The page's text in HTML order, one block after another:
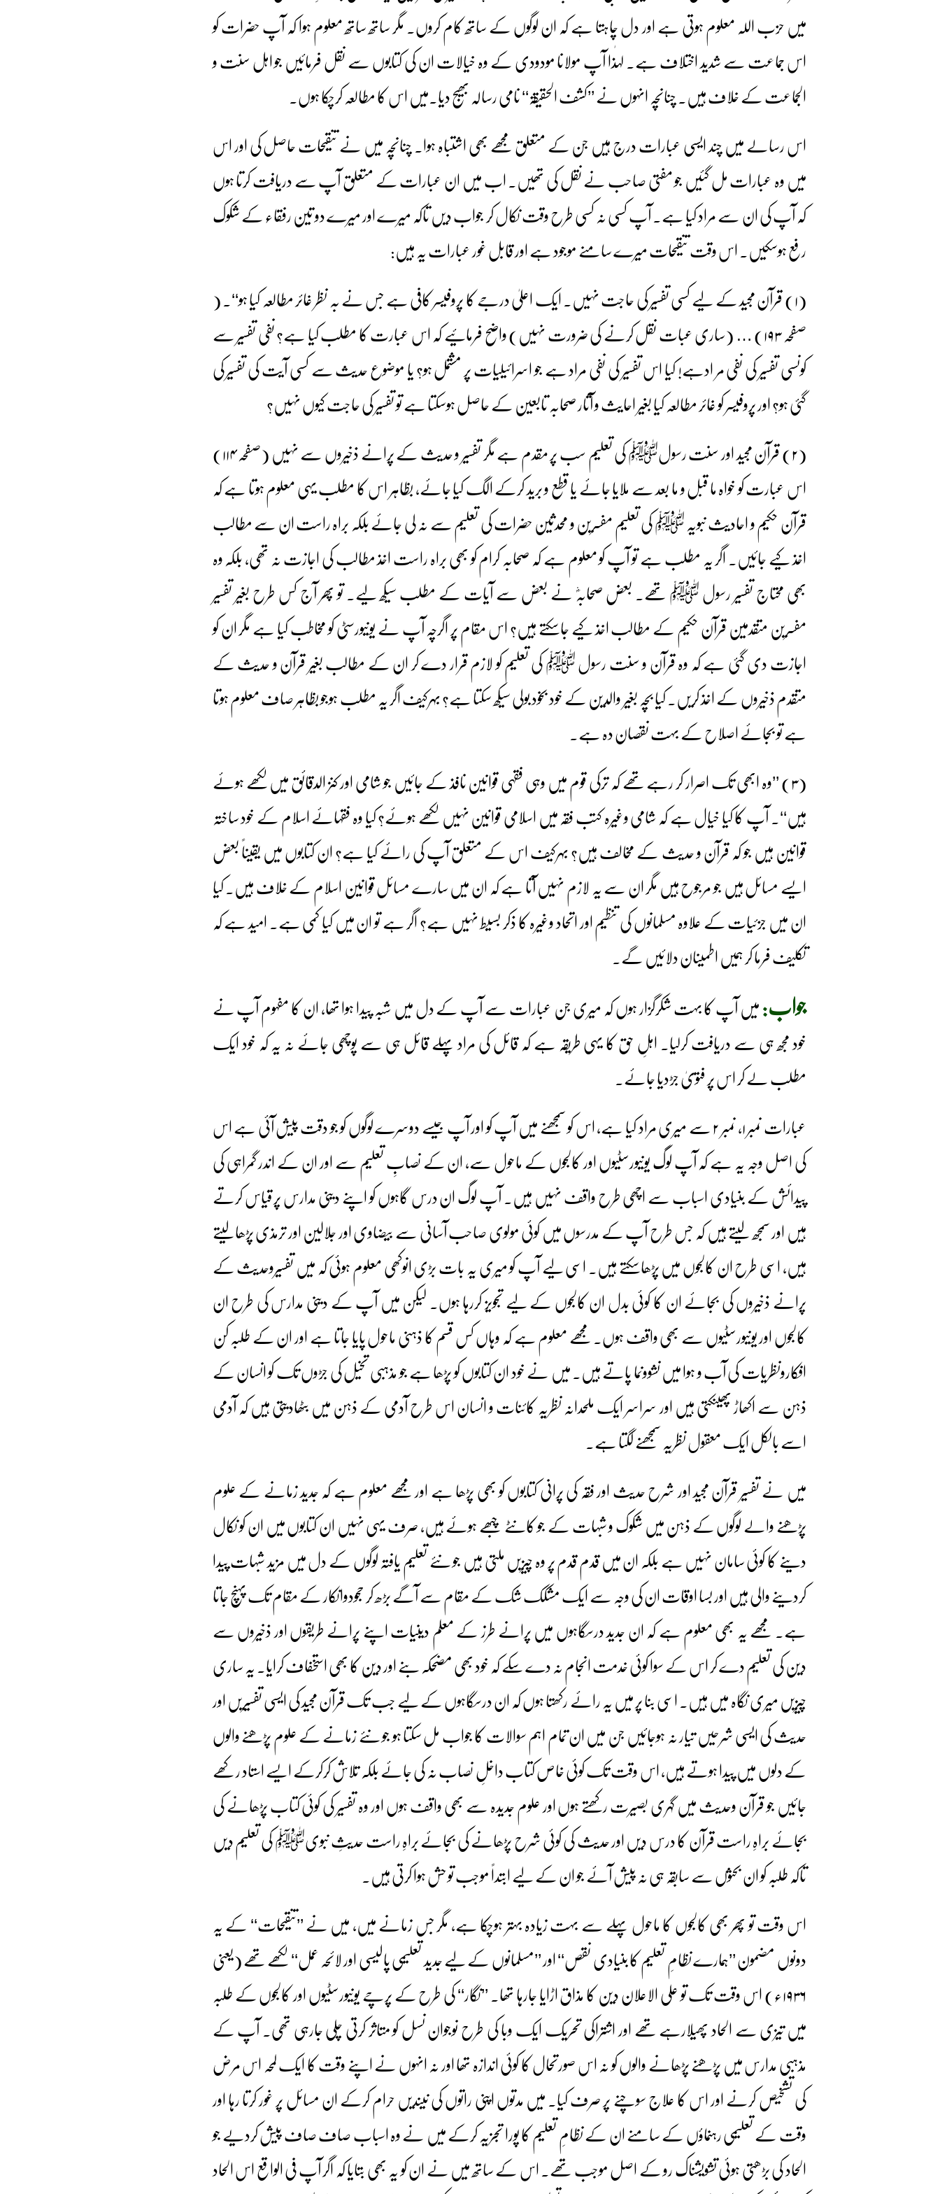
میں حزب اللہ معلوم ہوتی ہے اور دل چاہتا ہے کہ ان لوگوں کے ساتھ کام کروں۔ مگر ساتھ ساتھ معلوم ہوا کہ آپ حضرات کو
اس جماعت سے شدید اختلاف ہے۔ لہٰذا آپ مولانا مودودی کے وہ خیالات ان کی کتابوں سے نقل فرمائیں جو اہل سنت و
الجماعت کے خلاف ہیں۔ چنانچہ انہوں نے ’’کشف الحقیقۃ‘‘ نامی رسالہ بھیج دیا۔میں اس کا مطالعہ کرچکا ہوں۔
اس رسالے میں چند ایسی عبارات درج ہیں جن کے متعلق مجھے بھی اشتباہ ہوا۔ چنانچہ میں نے تنقیحات حاصل کی اور اس
میں وہ عبارات مل گئیں جو مفتی صاحب نے نقل کی تھیں۔ اب میں ان عبارات کے متعلق آپ سے دریافت کرتا ہوں
کہ آپ کی ان سے مراد کیا ہے۔ آپ کسی نہ کسی طرح وقت نکال کر جواب دیں تاکہ میرے اور میرے دو تین رفقاء کے شکوک
رفع ہوسکیں۔ اس وقت تنقیحات میرے سامنے موجود ہے اور قابل غور عبارات یہ ہیں:
(۱) قرآن مجید کے لیے کسی تفسیر کی حاجت نہیں۔ ایک اعلیٰ درجے کا پروفیسر کافی ہے جس نے بہ نظر غائر مطالعہ کیا ہو‘‘۔ (
صفحہ ۱۹۳) … (ساری عبات نقل کرنے کی ضرورت نہیں) واضح فرمائیے کہ اس عبارت کا مطلب کیا ہے؟ نفی تفسیر سے
کونسی تفسیر کی نفی مر ادہے! کیا اس تفسیر کی نفی مراد ہے جو اسرائیلیات پر مشتمل ہو؟ یا موضوع حدیث سے کسی آیت کی تفسیر کی
گئی ہو؟ اور پروفیسر کو غائر مطالعہ کیا بغیر احایث و آثار صحابہ تابعین کے حاصل ہوسکتا ہے تو تفسیر کی حاجت کیوں نہیں؟
(۲) قرآن مجید اور سنت رسولﷺ کی تعلیم سب پر مقدم ہے مگر تفسیر و حدیث کے پرانے ذخیروں سے نہیں (صفحہ ۱۱۴)
اس عبارت کو خواہ ما قبل و ما بعد سے ملایا جائے یا قطع و برید کرکے الگ کیا جائے، بظاہر اس کا مطلب یہی معلوم ہوتا ہے کہ
قرآن حکیم و احادیث نبویہ ﷺ کی تعلیم مفسرین و محدثین حضرات کی تعلیم سے نہ لی جائے بلکہ براہ راست ان سے مطالب
اخذ کیے جائیں۔ اگر یہ مطلب ہے تو آپ کو معلوم ہے کہ صحابہ کرام کو بھی براہ راست اخذ مطالب کی اجازت نہ تھی، بلکہ وہ
بھی محتاج تفسیر رسول ﷺ تھے۔ بعض صحابہؓ نے بعض سے آیات کے مطلب سیکھ لیے۔ تو پھر آج کس طرح بغیر تفسیر
مفسرین متقدمین قرآن حکیم کے مطالب اخذ کیے جاسکتے ہیں؟ اس مقام پر اگرچہ آپ نے یونیورسٹی کو مخاطب کیا ہے مگر ان کو
اجازت دی گئی ہے کہ وہ قرآن و سنت رسول ﷺ کی تعلیم کو لازم قرار دے کر ان کے مطالب بغیر قرآن و حدیث کے
متقدم ذخیروں کے اخذ کریں۔ کیا بچہ بغیر والدین کے خود بخود بولی سیکھ سکتا ہے؟ بہرکیف اگر یہ مطلب ہوجو بظاہر صاف معلوم ہوتا
ہے تو بجائے اصلاح کے بہت نقصان دہ ہے۔
(۳) ’’وہ ابھی تک اصرار کر رہے تھے کہ ترکی قوم میں وہی فقہی قوانین نافذ کے جائیں جو شامی اور کنز الدقائق میں لکھے ہوئے
ہیں‘‘۔ آپ کا کیا خیال ہے کہ شامی وغیرہ کتب فقہ میں اسلامی قوانین نہیں لکھے ہوئے؟ کیا وہ فقہائے اسلام کے خود ساختہ
قوانین ہیں جو کہ قرآن و حدیث کے مخالف ہیں؟ بہرکیف اس کے متعلق آپ کی رائے کیا ہے؟ ان کتابوں میں یقیناً بعض
ایسے مسائل ہیں جو مرجوح ہیں مگر ان سے یہ لازم نہیں آتا ہے کہ ان میں سارے مسائل قوانین اسلام کے خلاف ہیں۔ کیا
ان میں جزئیات کے علاوہ مسلمانوں کی تنظیم اور اتحاد وغیرہ کا ذکر بسیط نہیں ہے؟ اگر ہے تو ان میں کیا کمی ہے۔ امید ہے کہ
تکلیف فرما کر ہمیں اطمینان دلائیں گے۔
جواب:میں آپ کا بہت شکرگزار ہوں کہ میری جن عبارات سے آپ کے دل میں شبہ پیدا ہوا تھا، ان کا مفہوم آپ نے
خود مجھ ہی سے دریافت کرلیا۔ اہلِ حق کا یہی طریقہ ہے کہ قائل کی مراد پہلے قائل ہی سے پوچھی جائے نہ یہ کہ خود ایک
مطلب لے کر اس پر فتویٰ جڑدیا جائے۔
عبارات نمبر ۱، نمبر ۲ سے میری مراد کیا ہے، اس کو سمجھنے میں آپ کو اور آپ جیسے دوسرے لوگوں کو جو دقت پیش آئی ہے اس
کی اصل وجہ یہ ہے کہ آپ لوگ یونیورسٹیوں اور کالجوں کے ماحول سے، ان کے نصابِ تعلیم سے اور ان کے اندر گمراہی کی
پیدائش کے بنیادی اسباب سے اچھی طرح واقف نہیں ہیں۔ آپ لوگ ان درس گاہوں کو اپنے دینی مدارس پر قیاس کرتے
ہیں اور سمجھ لیتے ہیں کہ جس طرح آپ کے مدرسوں میں کوئی مولوی صاحب آسانی سے بیضاوی اور جلالین اور ترمذی پڑھالیتے
ہیں، اسی طرح ان کالجوں میں پڑھاسکتے ہیں۔ اسی لیے آپ کو میری یہ بات بڑی انوکھی معلوم ہوئی کہ میں تفسیروحدیث کے
پرانے ذخیروں کی بجائے ان کا کوئی بدل ان کالجوں کے لیے تجویز کررہا ہوں۔ لیکن میں آپ کے دینی مدارس کی طرح ان
کالجوں اور یونیورسٹیوں سے بھی واقف ہوں۔ مجھے معلوم ہے کہ وہاں کس قسم کا ذہنی ماحول پایا جاتا ہے اور ان کے طلبہ کن
افکارونظریات کی آب و ہوا میں نشوونما پاتے ہیں۔ میں نے خود ان کتابوں کو پڑھا ہے جو مذہبی تخیل کی جڑوں تک کو انسان کے
ذہن سے اکھاڑ پھینکتی ہیں اور سراسر ایک ملحدانہ نظریہ کائنات و انسان اس طرح آدمی کے ذہن میں بٹھادیتی ہیں کہ آدمی
اسے بالکل ایک معقول نظریہ سمجھنے لگتا ہے۔
میں نے تفسیر قرآن مجید اور شرح حدیث اور فقہ کی پرانی کتابوں کو بھی پڑھا ہے اور مجھے معلوم ہے کہ جدید زمانے کے علوم
پڑھنے والے لوگوں کے ذہن میں شکوک و شبہات کے جو کانٹے چبھے ہوئے ہیں، صرف یہی نہیں ان کتابوں میں ان کو نکال
دینے کا کوئی سامان نہیں ہے بلکہ ان میں قدم قدم پر وہ چیزیں ملتی ہیں جو نئے تعلیم یافتہ لوگوں کے دل میں مزید شبہات پیدا
کردینے والی ہیں اور بسا اوقات ان کی وجہ سے ایک مشکک شک کے مقام سے آگے بڑھ کر حجودوانکار کے مقام تک پہنچ جاتا
ہے۔ مجھے یہ بھی معلوم ہے کہ ان جدید درسگاہوں میں پرانے طرز کے معلم دینیات اپنے پرانے طریقوں اور ذخیروں سے
دین کی تعلیم دے کر اس کے سوا کوئی خدمت انجام نہ دے سکے کہ خود بھی مضحکہ بنے اور دین کا بھی استخفاف کرایا۔ یہ ساری
چیزیں میری نگاہ میں ہیں۔ اسی بنا پر میں یہ رائے رکھتا ہوں کہ ان درسگاہوں کے لیے جب تک قرآن مجید کی ایسی تفسیریں اور
حدیث کی ایسی شرحیں تیار نہ ہوجائیں جن میں ان تمام اہم سوالات کا جواب مل سکتا ہو جو نئے زمانے کے علوم پڑھنے والوں
کے دلوں میں پیدا ہوتے ہیں، اس وقت تک کوئی خاص کتاب داخلِ نصاب نہ کی جائے بلکہ تلاش کرکرکے ایسے استاد رکھے
جائیں جو قرآن وحدیث میں گہری بصیرت رکھتے ہوں اور علوم جدیدہ سے بھی واقف ہوں اور وہ تفسیر کی کوئی کتاب پڑھانے کی
بجائے براہِ راست قرآن کا درس دیں اور حدیث کی کوئی شرح پڑھانے کی بجائے براہِ راست حدیثِ نبویﷺ کی تعلیم دیں
تاکہ طلبہ کو ان بحثوں سے سابقہ ہی نہ پیش آئے جو ان کے لیے ابتداً موجب تو حش ہوا کرتی ہیں۔
اس وقت تو پھر بھی کالجوں کا ماحول پہلے سے بہت زیادہ بہتر ہوچکا ہے، مگر جس زمانے میں، میں نے ’’تنقیحات‘‘ کے یہ
دونوں مضمون ’’ہمارے نظامِ تعلیم کا بنیادی نقص‘‘ اور ’’مسلمانوں کے لیے جدید تعلیمی پالیسی اور لائحہ عمل‘‘ لکھے تھے (یعنی
۱۹۳۶ء) اس وقت تک تو علی الاعلان دین کا مذاق اڑایا جارہا تھا۔ ’’نگار‘‘ کی طرح کے پرچے یونیورسٹیوں اور کالجوں کے طلبہ
میں تیزی سے الحاد پھیلارہے تھے اور اشتراکی تحریک ایک وبا کی طرح نوجوان نسل کو متاثر کرتی چلی جارہی تھی۔ آپ کے
مذہبی مدارس میں پڑھنے پڑھانے والوں کو نہ اس صورتحال کا کوئی اندازہ تھا اور نہ انہوں نے اپنے وقت کا ایک لمحہ اس مرض
کی تشخیص کرنے اور اس کا علاج سوچنے پر صرف کیا۔ میں مدتوں اپنی راتوں کی نیندیں حرام کرکے ان مسائل پر غور کرتا رہا اور
وقت کے تعلیمی رہنماؤں کے سامنے ان کے نظامِ تعلیم کا پورا تجزیہ کرکے میں نے وہ اسباب صاف صاف پیش کردیے جو
الحاد کی بڑھتی ہوئی تشویشناک رو کے اصل موجب تھے۔ اس کے ساتھ میں نے ان کو یہ بھی بتایا کہ اگر آپ فی الواقع اس الحاد